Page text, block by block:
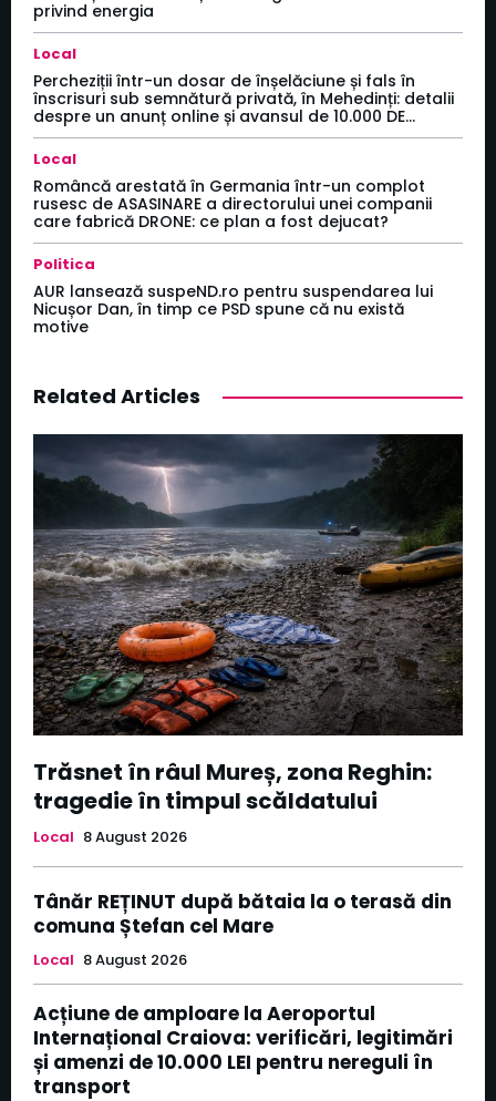
privind energia
Local
Percheziții într-un dosar de înșelăciune și fals în
înscrisuri sub semnătură privată, în Mehedinți: detalii
despre un anunț online și avansul de 10.000 DE...
Local
Româncă arestată în Germania într-un complot
rusesc de ASASINARE a directorului unei companii
care fabrică DRONE: ce plan a fost dejucat?
Politica
AUR lansează suspeND.ro pentru suspendarea lui
Nicușor Dan, în timp ce PSD spune că nu există
motive
Related Articles
Trăsnet în râul Mureș, zona Reghin:
tragedie în timpul scăldatului
Local 8 August 2026
Tânăr REȚINUT după bătaia la o terasă din
comuna Ștefan cel Mare
Local 8 August 2026
Acțiune de amploare la Aeroportul
Internațional Craiova: verificări, legitimări
și amenzi de 10.000 LEI pentru nereguli în
transport